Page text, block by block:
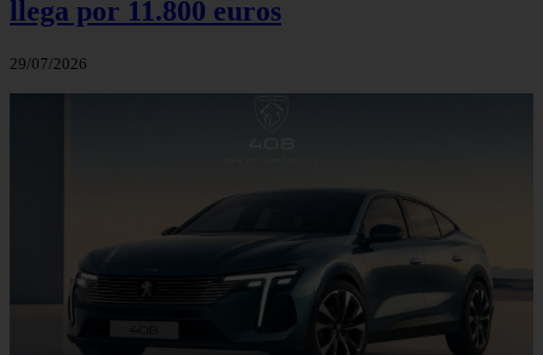
llega por 11.800 euros
29/07/2026